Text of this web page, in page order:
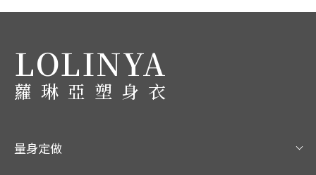
LOLINYA
蘿琳亞塑身衣
量身定做